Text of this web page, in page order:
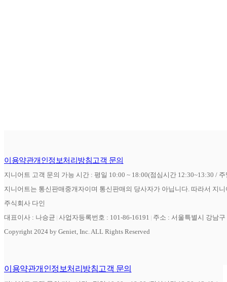
이용약관개인정보처리방침고객 문의
지니어트 고객 문의 가능 시간 : 평일 10:00 ~ 18:00(점심시간 12:30~13:30 /
지니어트는 통신판매중개자이며 통신판매의 당사자가 아닙니다. 따라서 지
주식회사 다인
대표이사 : 나승균 사업자등록번호 : 101-86-16191
주소 : 서울특별시 강남
Copyright 2024 by Geniet, Inc. ALL Rights Reserved
이용약관개인정보처리방침고객 문의